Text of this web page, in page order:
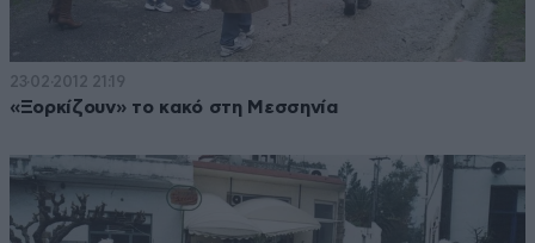
23·02·2012 21:19
«Ξορκίζουν» το κακό στη Μεσσηνία